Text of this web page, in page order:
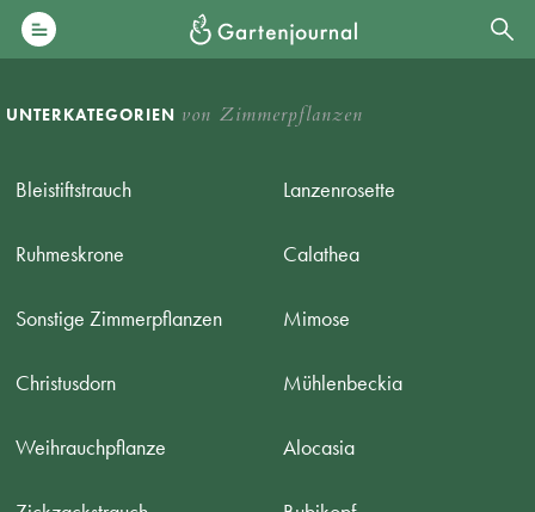
UNTERKATEGORIEN von Zimmerpflanzen
Bleistiftstrauch
Ruhmeskrone
Sonstige Zimmerpflanzen
Christusdorn
Weihrauchpflanze
Lanzenrosette
Calathea
Mimose
Mühlenbeckia
Alocasia